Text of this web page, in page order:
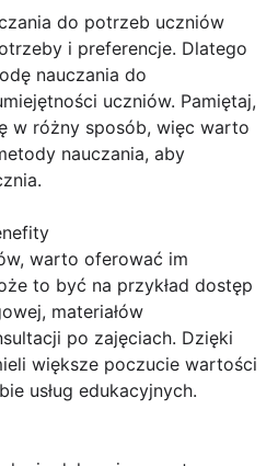
do potrzeb uczniów
i preferencje. Dlatego
nauczania do
uczniów. Pamiętaj,
w różny sposób, więc warto
nauczania, aby
warto oferować im
to być na przykład dostęp
materiałów
po zajęciach. Dzięki
większe poczucie wartości
usług edukacyjnych.